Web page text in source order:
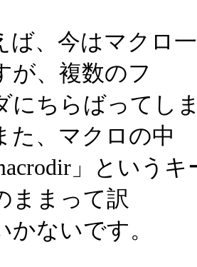
、今はマクロ
が、複数のフ
にちらばってし
た、マクロの中
」という
ままって訳
かないです。